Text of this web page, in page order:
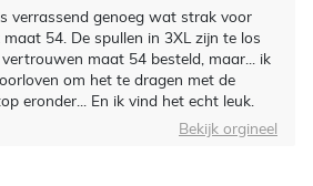
verrassend genoeg wat strak voor
54. De spullen in 3XL zijn te los
maat 54 besteld, maar... ik
om het te dragen met de
eronder... En ik vind het echt leuk.
Bekijk orgineel